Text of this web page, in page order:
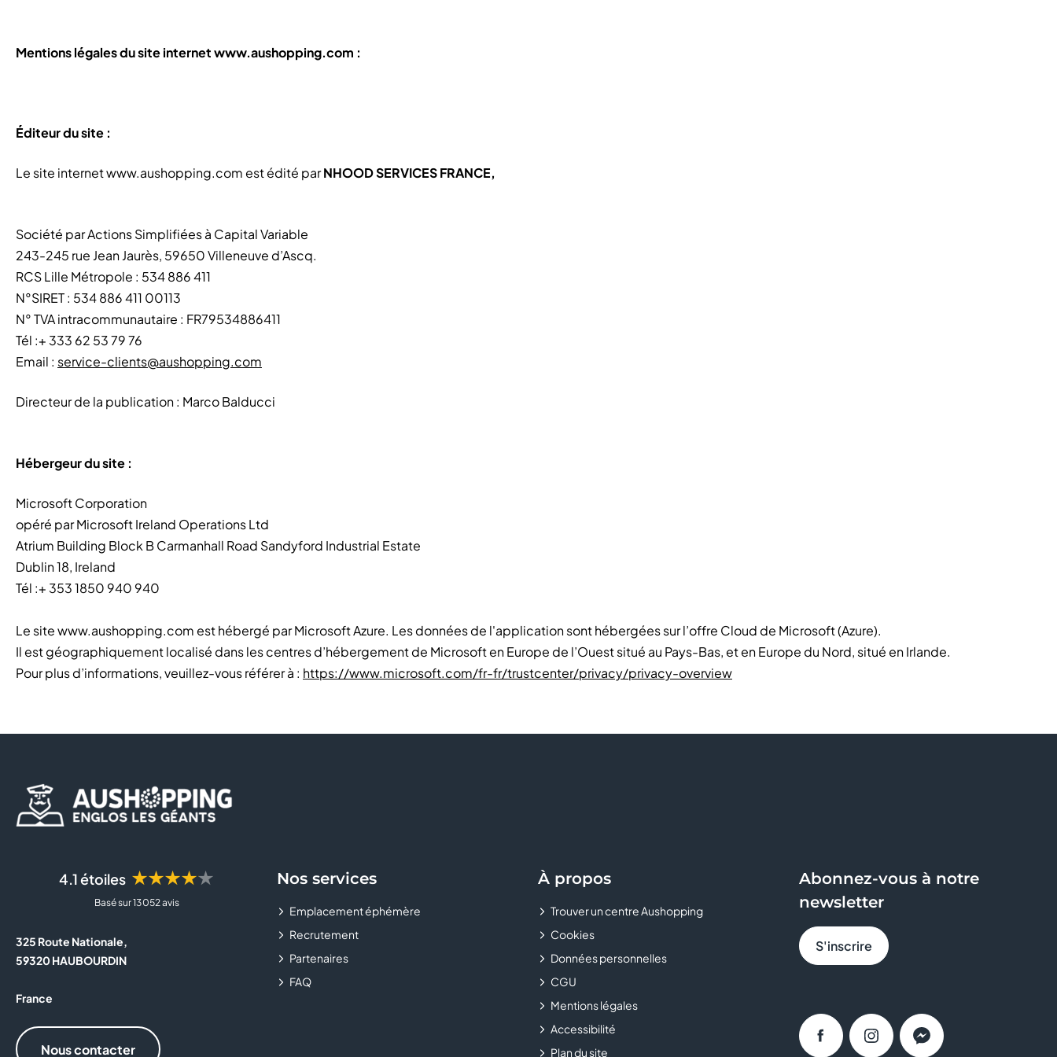
Mentions légales du site internet www.aushopping.com :
Éditeur du site :
Le site internet www.aushopping.com est édité parNHOOD SERVICES FRANCE,
Société par Actions Simplifiées à Capital Variable
243-245 rue Jean Jaurès, 59650 Villeneuve d’Ascq.
RCS Lille Métropole : 534 886 411
N°SIRET : 534 886 411 00113
N° TVA intracommunautaire : FR79534886411
Tél :+ 333 62 53 79 76
Email : service-clients@aushopping.com
Directeur de la publication : Marco Balducci
Hébergeur du site :
Microsoft Corporation
opéré par Microsoft Ireland Operations Ltd
Atrium Building Block B Carmanhall Road Sandyford Industrial Estate
Dublin 18, Ireland
Tél :+ 353 1850 940 940
Le site www.aushopping.com est hébergé par Microsoft Azure. Les données de l'application sont hébergées sur l’offre Cloud de Microsoft (Azure).
Il est géographiquement localisé dans les centres d’hébergement de Microsoft en Europe de l’Ouest situé au Pays-Bas, et en Europe du Nord, situé en Irlande.
Pour plus d’informations, veuillez-vous référer à : https://www.microsoft.com/fr-fr/trustcenter/privacy/privacy-overview
4.1 étoiles ★★★★★
Basé sur 13 052 avis
325 Route Nationale,
59320 HAUBOURDIN
France
Nous contacter
Nos services
Emplacement éphémère
Recrutement
Partenaires
FAQ
À propos
Trouver un centre Aushopping
Cookies
Données personnelles
CGU
Mentions légales
Accessibilité
Plan du site
Abonnez-vous à notre
newsletter
S'inscrire
FacebookInstagramMessenger